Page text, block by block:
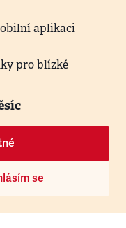
aplikaci
pro blízké
se